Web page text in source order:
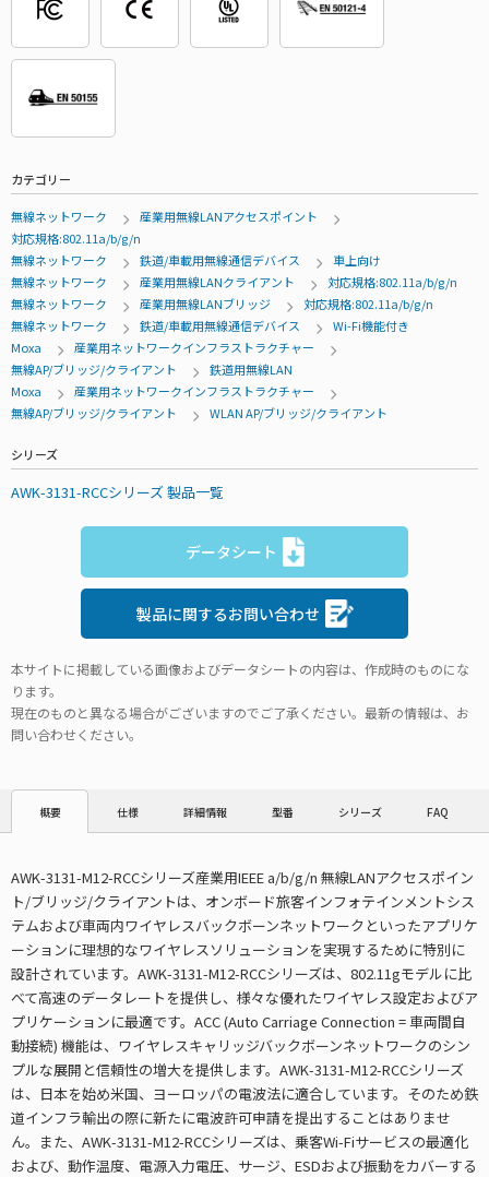
カテゴリー
無線ネットワーク
産業用無線LANアクセスポイント
対応規格:802.11a/b/g/n
無線ネットワーク
鉄道/車載用無線通信デバイス
車上向け
無線ネットワーク
産業用無線LANクライアント
対応規格:802.11a/b/g/n
無線ネットワーク
産業用無線LANブリッジ
対応規格:802.11a/b/g/n
無線ネットワーク
鉄道/車載用無線通信デバイス
Wi-Fi機能付き
Moxa
産業用ネットワークインフラストラクチャー
無線AP/ブリッジ/クライアント
鉄道用無線LAN
Moxa
産業用ネットワークインフラストラクチャー
無線AP/ブリッジ/クライアント
WLAN AP/ブリッジ/クライアント
シリーズ
AWK-3131-RCCシリーズ 製品一覧
データシート
製品に関するお問い合わせ
本サイトに掲載している画像およびデータシートの内容は、作成時のものにな
ります。
現在のものと異なる場合がございますのでご了承ください。最新の情報は、お
問い合わせください。
概要 仕様 詳細情報 型番 シリーズ FAQ
AWK-3131-M12-RCCシリーズ産業用IEEE a/b/g/n 無線LANアクセスポイン
ト/ブリッジ/クライアントは、オンボード旅客インフォテインメントシス
テムおよび車両内ワイヤレスバックボーンネットワークといったアプリケ
ーションに理想的なワイヤレスソリューションを実現するために特別に
設計されています。AWK-3131-M12-RCCシリーズは、802.11gモデルに比
べて高速のデータレートを提供し、様々な優れたワイヤレス設定およびア
プリケーションに最適です。ACC (Auto Carriage Connection = 車両間自
動接続) 機能は、ワイヤレスキャリッジバックボーンネットワークのシン
プルな展開と信頼性の増大を提供します。AWK-3131-M12-RCCシリーズ
は、日本を始め米国、ヨーロッパの電波法に適合しています。そのため鉄
道インフラ輸出の際に新たに電波許可申請を提出することはありませ
ん。また、AWK-3131-M12-RCCシリーズは、乗客Wi-Fiサービスの最適化
および、動作温度、電源入力電圧、サージ、ESDおよび振動をカバーする